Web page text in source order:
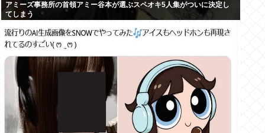
アミーズ事務所の首領アミー谷本が選ぶスペオキ5人集がついに決定し
てしまう